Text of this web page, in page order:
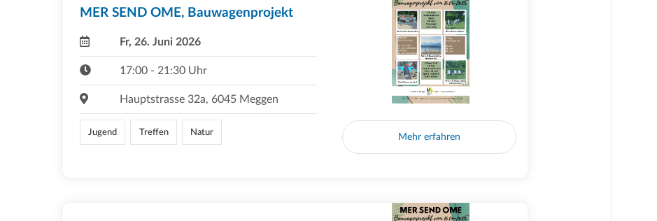
MER SEND OME, Bauwagenprojekt
Fr, 26. Juni 2026
17:00 - 21:30 Uhr
Hauptstrasse 32a, 6045 Meggen
Jugend Treffen Natur Mehr erfahren